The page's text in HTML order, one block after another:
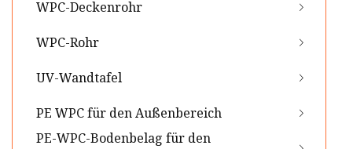
WPC-Deckenrohr
WPC-Rohr
UV-Wandtafel
PE WPC für den Außenbereich
PE-WPC-Bodenbelag für den